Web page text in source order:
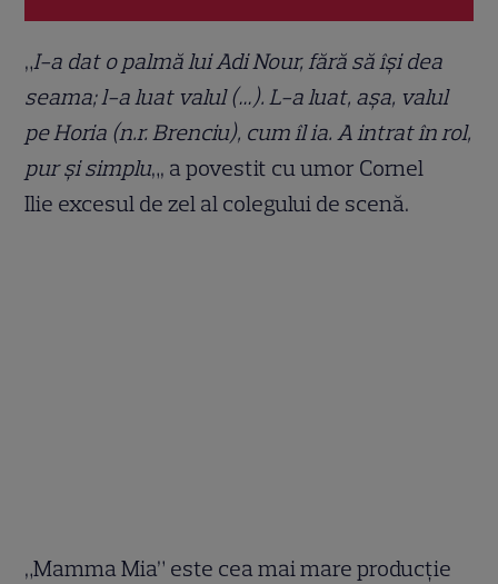
„I-a dat o palmă lui Adi Nour, fără să își dea
seama; l-a luat valul (…). L-a luat, așa, valul
pe Horia (n.r. Brenciu), cum îl ia. A intrat în rol,
pur și simplu„, a povestit cu umor Cornel
Ilie excesul de zel al colegului de scenă.
„Mamma Mia” este cea mai mare producție